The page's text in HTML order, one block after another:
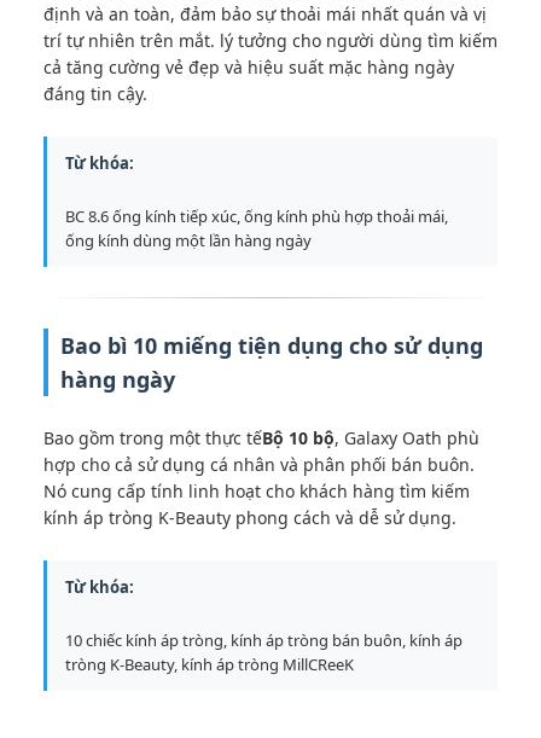
định và an toàn, đảm bảo sự thoải mái nhất quán và vị
trí tự nhiên trên mắt. lý tưởng cho người dùng tìm kiếm
cả tăng cường vẻ đẹp và hiệu suất mặc hàng ngày
đáng tin cậy.
Từ khóa:
BC 8.6 ống kính tiếp xúc, ống kính phù hợp thoải mái,
ống kính dùng một lần hàng ngày
Bao bì 10 miếng tiện dụng cho sử dụng
hàng ngày
Bao gồm trong một thực tếBộ 10 bộ, Galaxy Oath phù
hợp cho cả sử dụng cá nhân và phân phối bán buôn.
Nó cung cấp tính linh hoạt cho khách hàng tìm kiếm
kính áp tròng K-Beauty phong cách và dễ sử dụng.
Từ khóa:
10 chiếc kính áp tròng, kính áp tròng bán buôn, kính áp
tròng K-Beauty, kính áp tròng MillCReeK